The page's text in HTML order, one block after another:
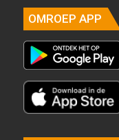
OMROEP APP